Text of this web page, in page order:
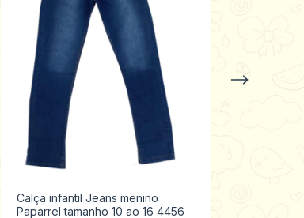
Calça infantil Jeans menino
Paparrel tamanho 10 ao 16 4456